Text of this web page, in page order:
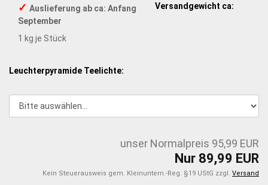
✓ Auslieferung ab ca: Anfang
September
Versandgewicht ca:
1 kg je Stück
Leuchterpyramide Teelichte:
unser Normalpreis 95,99 EUR
Nur 89,99 EUR
Kein Steuerausweis gem. Kleinuntern.-Reg. §19 UStG zzgl. Versand